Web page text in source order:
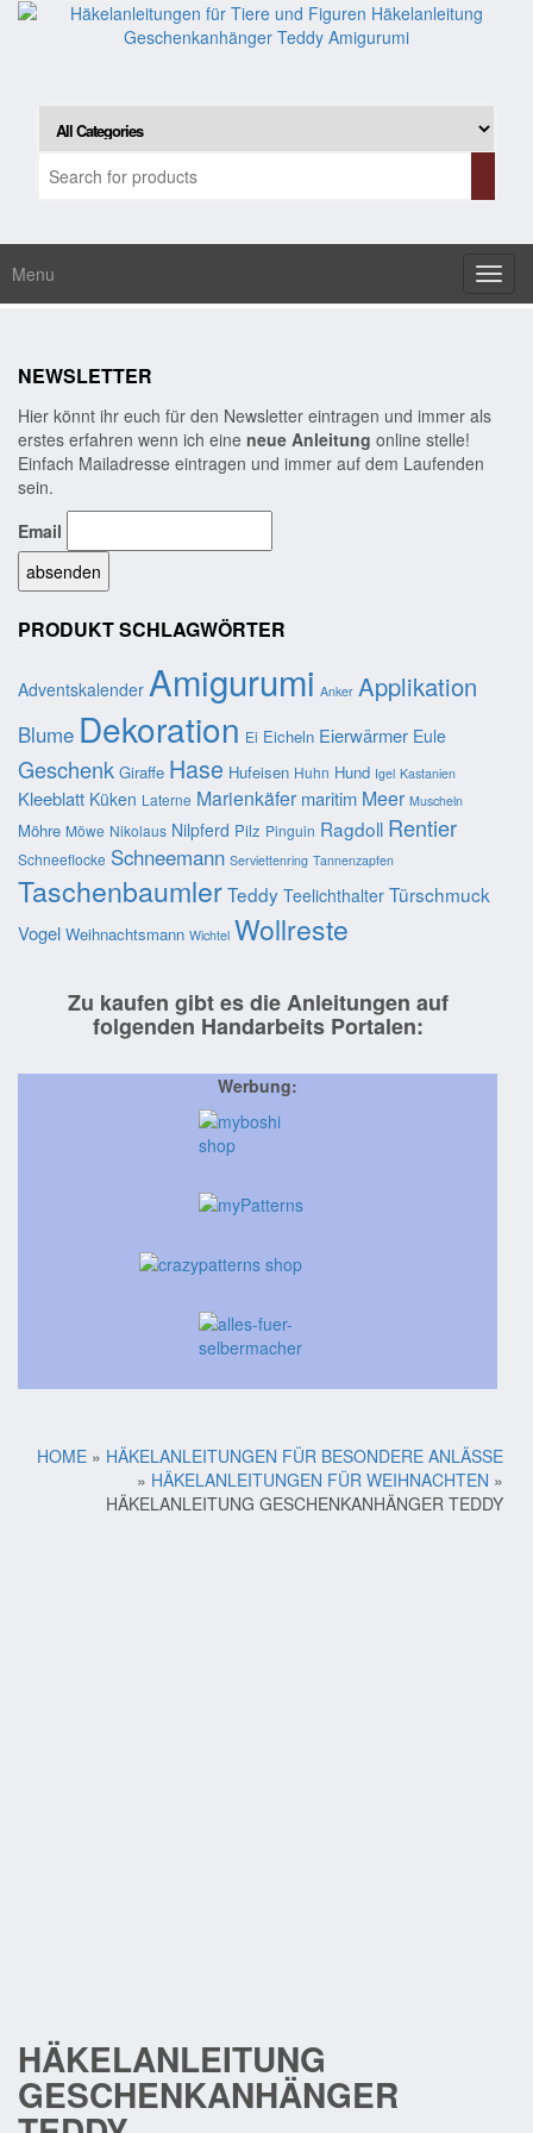
Skip
Menu
NEWSLETTER
Hier könnt ihr euch für den Newsletter eintragen und immer als
erstes erfahren wenn ich eine neue Anleitung online stelle!
Einfach Mailadresse eintragen und immer auf dem Laufenden
sein.
Email
PRODUKT SCHLAGWÖRTER
Adventskalender Amigurumi Anker Applikation
Blume Dekoration Ei Eicheln Eierwärmer Eule
Geschenk Giraffe Hase Hufeisen Huhn Hund Igel Kastanien
Kleeblatt Küken Laterne Marienkäfer maritim Meer Muscheln
Möhre Möwe Nikolaus Nilpferd Pilz Pinguin Ragdoll Rentier
Schneeflocke Schneemann Serviettenring Tannenzapfen
TaschenbaumlerTeddy Teelichthalter Türschmuck
Vogel Weihnachtsmann Wichtel Wollreste
Zu kaufen gibt es die Anleitungen auf
folgenden Handarbeits Portalen:
Werbung:
HOME » HÄKELANLEITUNGEN FÜR BESONDERE ANLÄSSE
» HÄKELANLEITUNGEN FÜR WEIHNACHTEN »
HÄKELANLEITUNG GESCHENKANHÄNGER TEDDY
HÄKELANLEITUNG
GESCHENKANHÄNGER